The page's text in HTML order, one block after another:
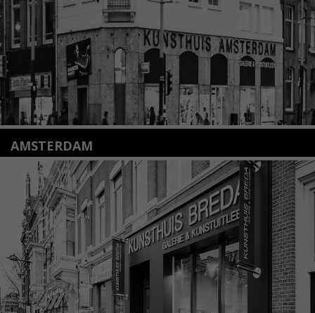
Lees meer
AMSTERDAM
Amstelveenseweg 135
1075 VX Amsterdam
+31 (0)20 2332546
info@kunsthuisamsterdam.nl
Lees meer